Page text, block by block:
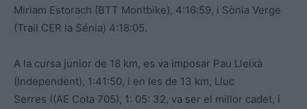
Miriam Estorach (BTT Montbike), 4:16:59, i Sònia Verge
(Trail CER la Sénia) 4:18:05.
A la cursa junior de 18 km, es va imposar Pau Lleixà
(Independent), 1:41:50, i en les de 13 km, Lluc
Serres ((AE Cota 705), 1: 05: 32, va ser el millor cadet, i